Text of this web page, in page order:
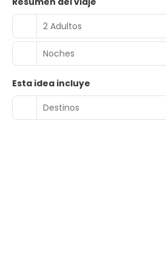
2 Adultos
Noches
Esta idea incluye
Destinos